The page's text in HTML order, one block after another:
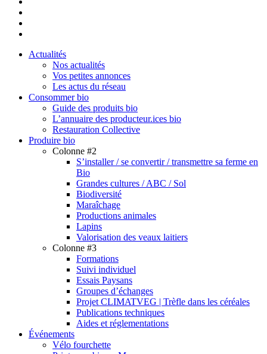
Close
Actualités
Nos actualités
Vos petites annonces
Les actus du réseau
Consommer bio
Guide des produits bio
L’annuaire des producteur.ices bio
Restauration Collective
Produire bio
Colonne #2
S’installer / se convertir / transmettre sa ferme en
Bio
Grandes cultures / ABC / Sol
Biodiversité
Maraîchage
Productions animales
Lapins
Valorisation des veaux laitiers
Colonne #3
Formations
Suivi individuel
Essais Paysans
Groupes d’échanges
Projet CLIMATVEG | Trèfle dans les céréales
Publications techniques
Aides et réglementations
Événements
Vélo fourchette